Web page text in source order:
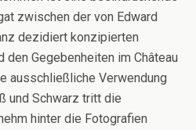
zwischen der von Edward
dezidiert konzipierten
Gegebenheiten im Château
ausschließliche Verwendung
und Schwarz tritt die
hinter die Fotografien